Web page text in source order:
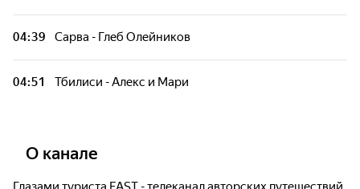
Бутан - Александр Пилот
Дагестан - Наталья Меморская. 1-я серия
04:39 Сарва - Глеб Олейников
04:51 Тбилиси - Алекс и Мари
О канале